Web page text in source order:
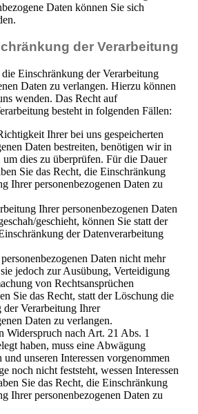
Daten können Sie sich
der Verarbeitung
die Einschränkung der Verarbeitung
Daten zu verlangen. Hierzu können
wenden. Das Recht auf
besteht in folgenden Fällen:
Ihrer bei uns gespeicherten
Daten bestreiten, benötigen wir in
dies zu überprüfen. Für die Dauer
Sie das Recht, die Einschränkung
Ihrer personenbezogenen Daten zu
Ihrer personenbezogenen Daten
geschieht, können Sie statt der
der Datenverarbeitung
Daten nicht mehr
jedoch zur Ausübung, Verteidigung
von Rechtsansprüchen
Sie das Recht, statt der Löschung die
der Verarbeitung Ihrer
Daten zu verlangen.
Widerspruch nach Art. 21 Abs. 1
haben, muss eine Abwägung
unseren Interessen vorgenommen
noch nicht feststeht, wessen Interessen
Sie das Recht, die Einschränkung
Ihrer personenbezogenen Daten zu